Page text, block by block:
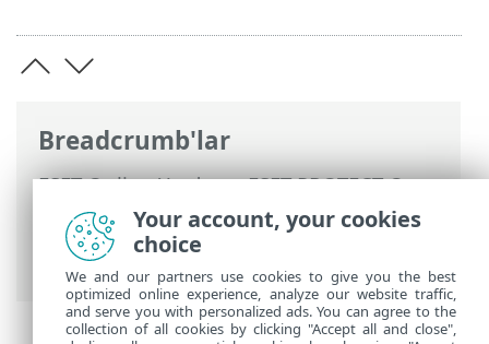
Breadcrumb'lar
ESET Online Yardım>ESET PROTECT On-
Prem>
ESET PROTECT On-Prem Ürününü
Kullanma
>ESET PROTECT On-Prem Ana
Menü> Raporlar > Rapor oluşturma
Your account, your cookies
choice
We and our partners use cookies to give you the best
optimized online experience, analyze our website traffic,
and serve you with personalized ads. You can agree to the
collection of all cookies by clicking "Accept all and close",